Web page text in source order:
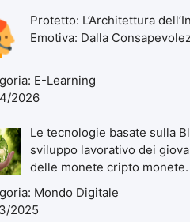
Protetto: L’Architettura
Emotiva: Dalla
E-Learning
2026
Le tecnologie basate sulla
sviluppo lavorativo dei
delle monete cripto monete.
Mondo Digitale
2025